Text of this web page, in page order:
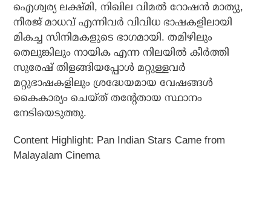
ഐശ്വര്യ ലക്ഷ്മി, നിഖില വിമല്‍ റോഷന്‍ മാത്യു,
നീരജ് മാധവ് എന്നിവര്‍ വിവിധ ഭാഷകളിലായി
മികച്ച സിനിമകളുടെ ഭാഗമായി. തമിഴിലും
തെലുങ്കിലും നായിക എന്ന നിലയില്‍ കീര്‍ത്തി
സുരേഷ് തിളങ്ങിയപ്പോള്‍ മറ്റുള്ളവര്‍
മറ്റുഭാഷകളിലും ശ്രദ്ധേയമായ വേഷങ്ങള്‍
കൈകാര്യം ചെയ്ത് തന്റേതായ സ്ഥാനം
നേടിയെടുത്തു.
Content Highlight: Pan Indian Stars Came from
Malayalam Cinema